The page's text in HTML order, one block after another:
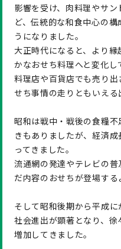
影響を受け、肉料理やサ
ど、伝統的な和食中心の
うになりました。
大正時代になると、より
かなおせち料理へと変化し
料理店や百貨店でも売り
せち事情の走りともいえる
昭和は戦中・戦後の食糧
きもありましたが、経済
ってきました。
流通網の発達やテレビの
だ内容のおせちが登場する
そして昭和後期から平成
社会進出が顕著となり、
増加してきました。